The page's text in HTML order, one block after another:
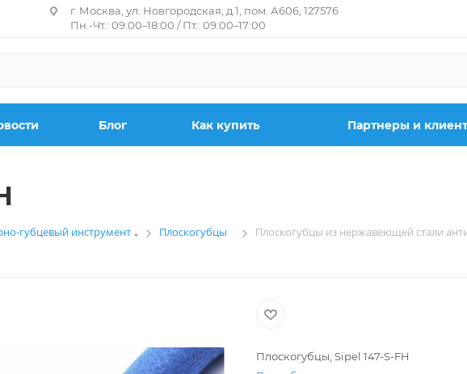
г. Москва, ул. Новгородская, д.1, пом. А606, 127576
Пн.-Чт.: 09:00–18:00 / Пт.: 09:00–17:00
Блог Как купить Партнеры и
губцевый инструмент —Плоскогубцы —Плоскогубцы из нержавеющей стали
Плоскогубцы, Sipel 147-S-FH